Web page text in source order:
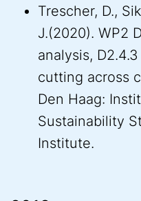
Trescher, D.,
J.(2020). WP2
analysis,
cutting across
Den Haag:
Sustainability
Institute.